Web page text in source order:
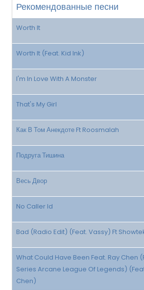
Рекомендованные песни
Worth It
Worth It (Feat. Kid Ink)
I'm In Love With A Monster
That's My Girl
Как В Том Анекдоте Ft Roosmalah
Подруга Тишина
Весь Двор
No Caller Id
Bad (Radio Edit) (Feat. Vassy) Ft
What Could Have Been Feat. Ray Chen
Series Arcane League Of Legends)
Chen)